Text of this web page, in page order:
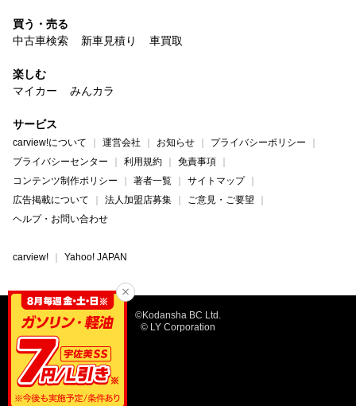
買う・売る
中古車検索
新車見積り 車買取
楽しむ
マイカー
みんカラ
サービス
carview!について 運営会社 お知らせ
プライバシーポリシー
プライバシーセンター
利用規約
免責事項
コンテンツ制作ポリシー
著者一覧
サイトマップ
広告掲載について
法人加盟店募集
ご意見・ご要望
ヘルプ・お問い合わせ
carview! Yahoo! JAPAN
©Kodansha BC Ltd.
© LY Corporation